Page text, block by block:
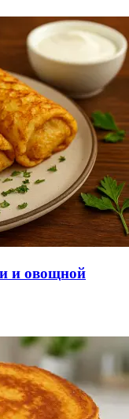
и овощной